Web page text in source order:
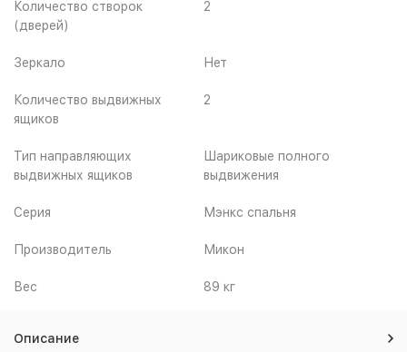
Количество створок
(дверей)
2
Зеркало Нет
Количество выдвижных
ящиков
2
Тип направляющих
выдвижных ящиков
Шариковые полного
выдвижения
Серия Мэнкс спальня
Производитель Микон
Вес 89 кг
Описание